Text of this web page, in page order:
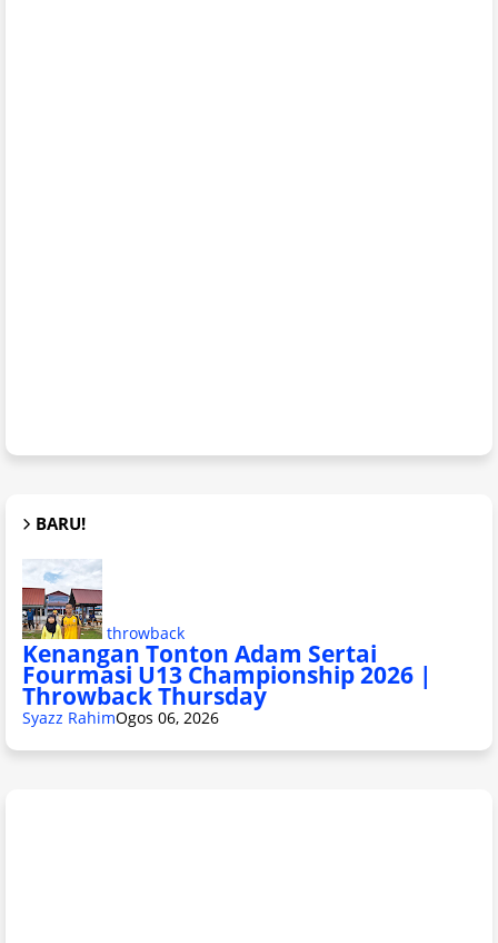
BARU!
throwback
Kenangan Tonton Adam Sertai
Fourmasi U13 Championship 2026 |
Throwback Thursday
Syazz RahimOgos 06, 2026